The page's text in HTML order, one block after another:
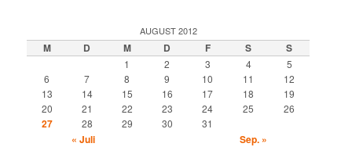
AUGUST 2012
M D M D F S S
1 2 3 4
5
6
7 8 9 10 11
12
13
14 15 16 17 18
19
20
21 22 23 24 25 26
27 28 29 30 31
« Juli Sep. »